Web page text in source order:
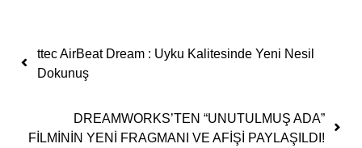
Yazı dolaşımı
ttec AirBeat Dream : Uyku Kalitesinde Yeni Nesil
Dokunuş
DREAMWORKS’TEN “UNUTULMUŞ ADA”
FİLMİNİN YENİ FRAGMANI VE AFİŞİ PAYLAŞILDI!